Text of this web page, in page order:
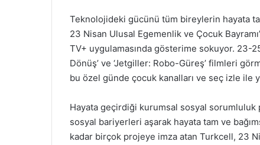
Teknolojideki gücünü tüm bireylerin hayata
23 Nisan Ulusal Egemenlik ve Çocuk
TV+ uygulamasında gösterime sokuyor. 23-
Dönüş’ ve ‘Jetgiller: Robo-Güreş’ filmleri
bu özel günde çocuk kanalları ve seç izle ile
Hayata geçirdiği kurumsal sosyal
sosyal bariyerleri aşarak hayata tam ve
kadar birçok projeye imza atan Turkcell, 23